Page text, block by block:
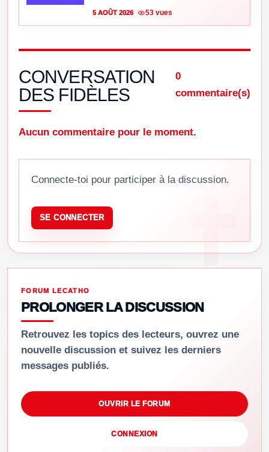
5 AOÛT 2026 53 vues
CONVERSATION
DES FIDÈLES
0
commentaire(s)
Aucun commentaire pour le moment.
Connecte-toi pour participer à la discussion.
SE CONNECTER
FORUM LECATHO
PROLONGER LA DISCUSSION
Retrouvez les topics des lecteurs, ouvrez une
nouvelle discussion et suivez les derniers
messages publiés.
OUVRIR LE FORUM
CONNEXION